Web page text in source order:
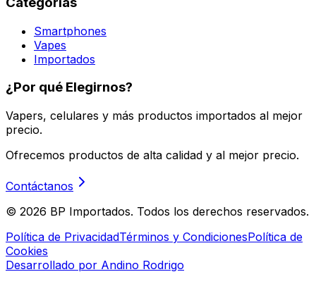
Smartphones
Vapes
Importados
¿Por qué Elegirnos?
Vapers, celulares y más productos importados al mejor
precio.
Ofrecemos productos de alta calidad y al mejor precio.
Contáctanos
© 2026 BP Importados. Todos los derechos reservados.
Política de PrivacidadTérminos y CondicionesPolítica de
Cookies
Desarrollado por Andino Rodrigo